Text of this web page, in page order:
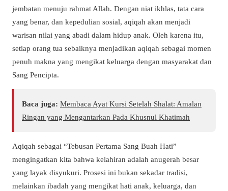
jembatan menuju rahmat Allah. Dengan niat ikhlas, tata cara
yang benar, dan kepedulian sosial, aqiqah akan menjadi
warisan nilai yang abadi dalam hidup anak. Oleh karena itu,
setiap orang tua sebaiknya menjadikan aqiqah sebagai momen
penuh makna yang mengikat keluarga dengan masyarakat dan
Sang Pencipta.
Baca juga: Membaca Ayat Kursi Setelah Shalat: Amalan
Ringan yang Mengantarkan Pada Khusnul Khatimah
Aqiqah sebagai “Tebusan Pertama Sang Buah Hati”
mengingatkan kita bahwa kelahiran adalah anugerah besar
yang layak disyukuri. Prosesi ini bukan sekadar tradisi,
melainkan ibadah yang mengikat hati anak, keluarga, dan